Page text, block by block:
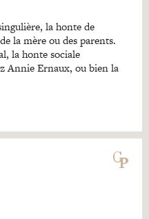
la honte de
la mère ou des parents.
la honte sociale
Annie Ernaux, ou bien la